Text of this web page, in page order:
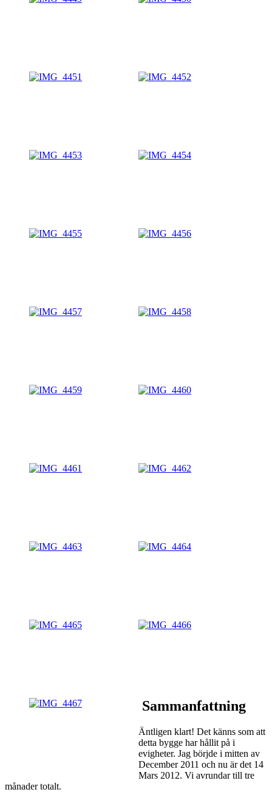
Sammanfattning
Äntligen klart! Det känns som att
detta bygge har hållit på i
evigheter. Jag börjde i mitten av
December 2011 och nu är det 14
Mars 2012. Vi avrundar till tre
månader totalt.